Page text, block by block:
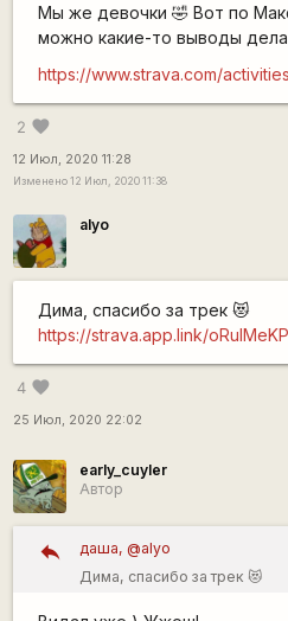
Мы же девочки 🤣 Вот по
можно какие-то выводы
https://www.strava.com/
2 favorite
12 Июл, 2020 11:28
Изменено 12 Июл, 2020 11:38
alyo
Дима, спасибо за трек 😻
https://strava.app.link/
4 favorite
25 Июл, 2020 22:02
early_cuyler
Автор
даша, @alyo
Дима, спасибо за трек 😻